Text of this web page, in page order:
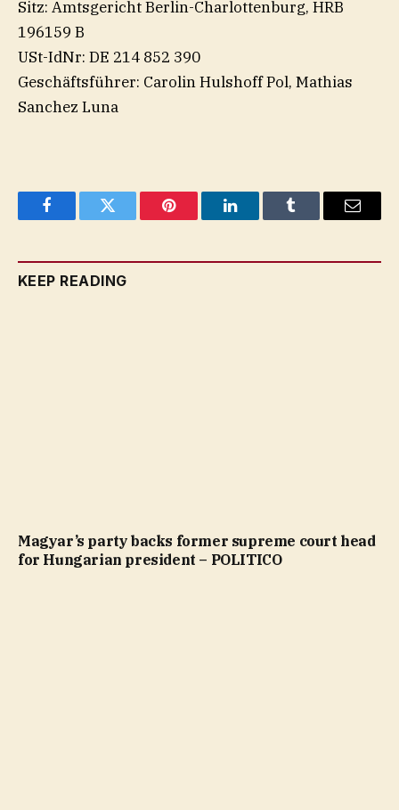
Sitz: Amtsgericht Berlin-Charlottenburg, HRB
196159 B
USt-IdNr: DE 214 852 390
Geschäftsführer: Carolin Hulshoff Pol, Mathias
Sanchez Luna
FacebookTwitter Pinterest LinkedInTumblr Email
KEEP READING
Magyar’s party backs former supreme court head
for Hungarian president – POLITICO